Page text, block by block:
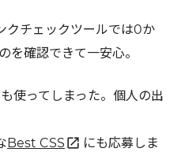
クチェックツールでは0か
を確認できて一安心。
使ってしまった。個人の出
Best CSS open_in_new にも応募しま